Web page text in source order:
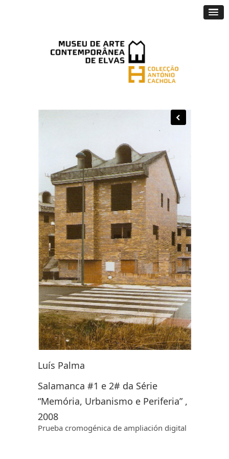
Luís Palma
Salamanca #1 e 2# da Série
“Memória, Urbanismo e Periferia” ,
2008
Prueba cromogénica de ampliación digital